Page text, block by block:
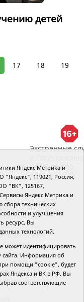
детей
17 18
19
Экстренные
Сведения об
организации
Почтамт,
рекламы:
Сетевое
область
СМИ Эл №
Яндекс Метрика и
119021, Россия,
"ВК", 125167,
Яндекс Метрика и
технических
и улучшения
ресурс, Вы
технологий.
идентифицировать
сайта. Информация об
помощи "cookie", будет
Яндекса и ВК в РФ. Вы
соответствующие